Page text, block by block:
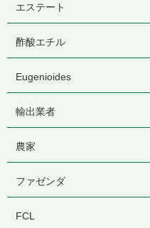
エステート
酢酸エチル
Eugenioides
輸出業者
農家
ファゼンダ
FCL